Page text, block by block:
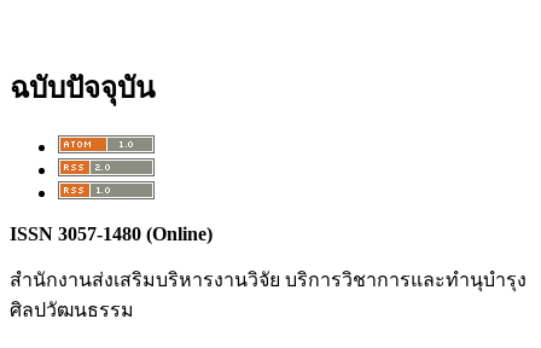
ฉบับปัจจุบัน
ISSN 3057-1480 (Online)
สำนักงานส่งเสริมบริหารงานวิจัย บริการวิชาการและทำนุบำรุง
ศิลปวัฒนธรรม